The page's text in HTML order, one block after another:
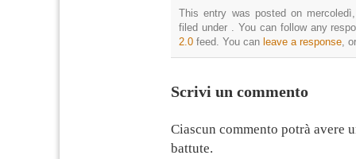
This entry was posted on
filed under . You can follow any
2.0 feed. You can leave a response,
Scrivi un commento
Ciascun commento potrà avere
battute.